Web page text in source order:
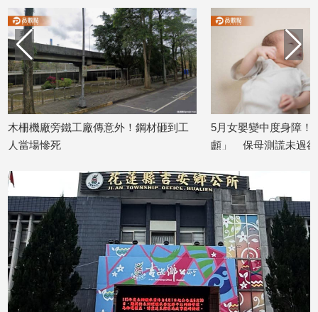
娛
樂
星
聞
流
行/
時
尚
追
生
活
建
築/
室
木柵機廠旁鐵工廠傳意外！鋼材砸到工
人當場慘死
5月女嬰變中度身障！
顱」 保母測謊未過卻